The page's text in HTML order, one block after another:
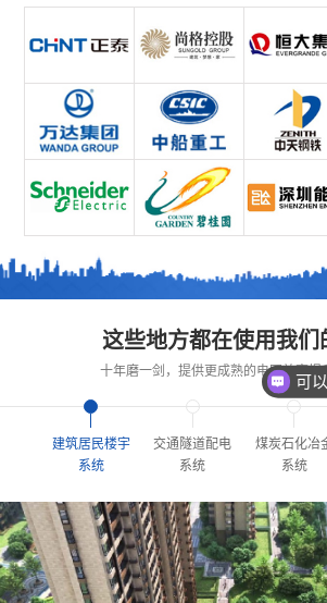
这些地方都在使用我们
十年磨一剑，提供更成熟的电网效率提
建筑居民楼宇
系统
交通隧道配电
系统
煤炭石化冶
系统